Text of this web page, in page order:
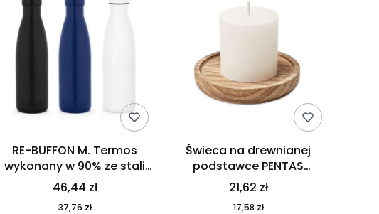
RE-BUFFON M. Termos
wykonany w 90% ze stali
nierdzewnej pochodzącej z
recyklingu 520 ml 94294
46,44 zł
37,76 zł
Świeca na drewnianej
podstawce PENTAS
MO6282-40
21,62 zł
17,58 zł